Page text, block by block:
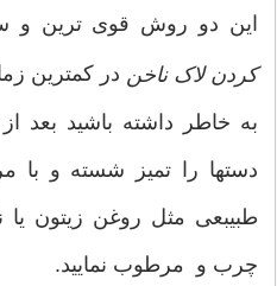
این دو روش قوی ترین و
کردن لاک ناخن در کمترین
به خاطر داشته باشید بعد
دستها را تمیز شسته و با
طبیبعی مثل روغن زیتون یا
چرب و مرطوب نمایید.